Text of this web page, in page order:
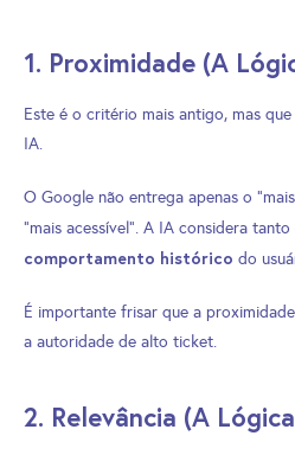
1. Proximidade (A
Este é o critério mais antigo, mas
IA.
O Google não entrega apenas o
“mais acessível”. A IA considera tanto
comportamento histórico do
É importante frisar que a
a autoridade de alto ticket.
2. Relevância (A